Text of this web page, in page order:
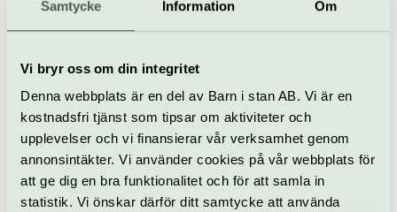
Samtycke Information Om
Vi bryr oss om din integritet
Denna webbplats är en del av Barn i stan AB. Vi är en
kostnadsfri tjänst som tipsar om aktiviteter och
upplevelser och vi finansierar vår verksamhet genom
annonsintäkter. Vi använder cookies på vår webbplats för
att ge dig en bra funktionalitet och för att samla in
statistik. Vi önskar därför ditt samtycke att använda
15 september
Kulturhuset Möbeln